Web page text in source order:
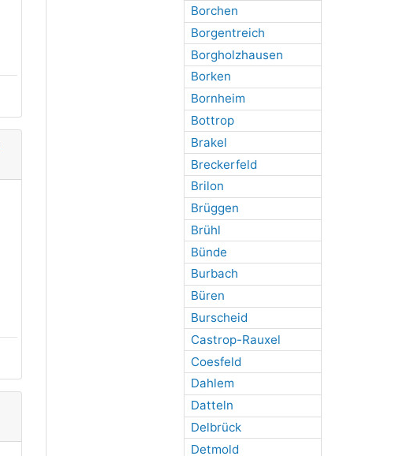
Borchen
Borgentreich
Borgholzhausen
Borken
Bornheim
Bottrop
Brakel
Breckerfeld
Brilon
Brüggen
Brühl
Bünde
Burbach
Büren
Burscheid
Castrop-Rauxel
Coesfeld
Dahlem
Datteln
Delbrück
Detmold